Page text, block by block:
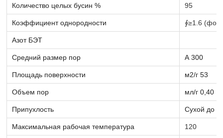
Количество целых бусин % 95
Коэффициент однородности ∮≥1.6
Азот БЭТ
Средний размер пор А 300
Площадь поверхности м2/г 53
Объем пор мл/г 0,40
Припухлость Сухой до
Максимальная рабочая температура 120